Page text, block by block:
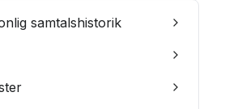
samtalshistorik